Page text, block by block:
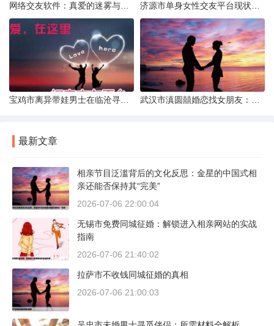
最新文章
相亲节目泛滥背后的文化反思：金星的中国式相
亲还能否保持其“完美”
2026-07-06 22:00:04
无锡市免费同城征婚：解锁进入相亲网站的实战
指南
2026-07-06 21:40:02
拉萨市不收钱同城征婚的真相
2026-07-06 21:00:03